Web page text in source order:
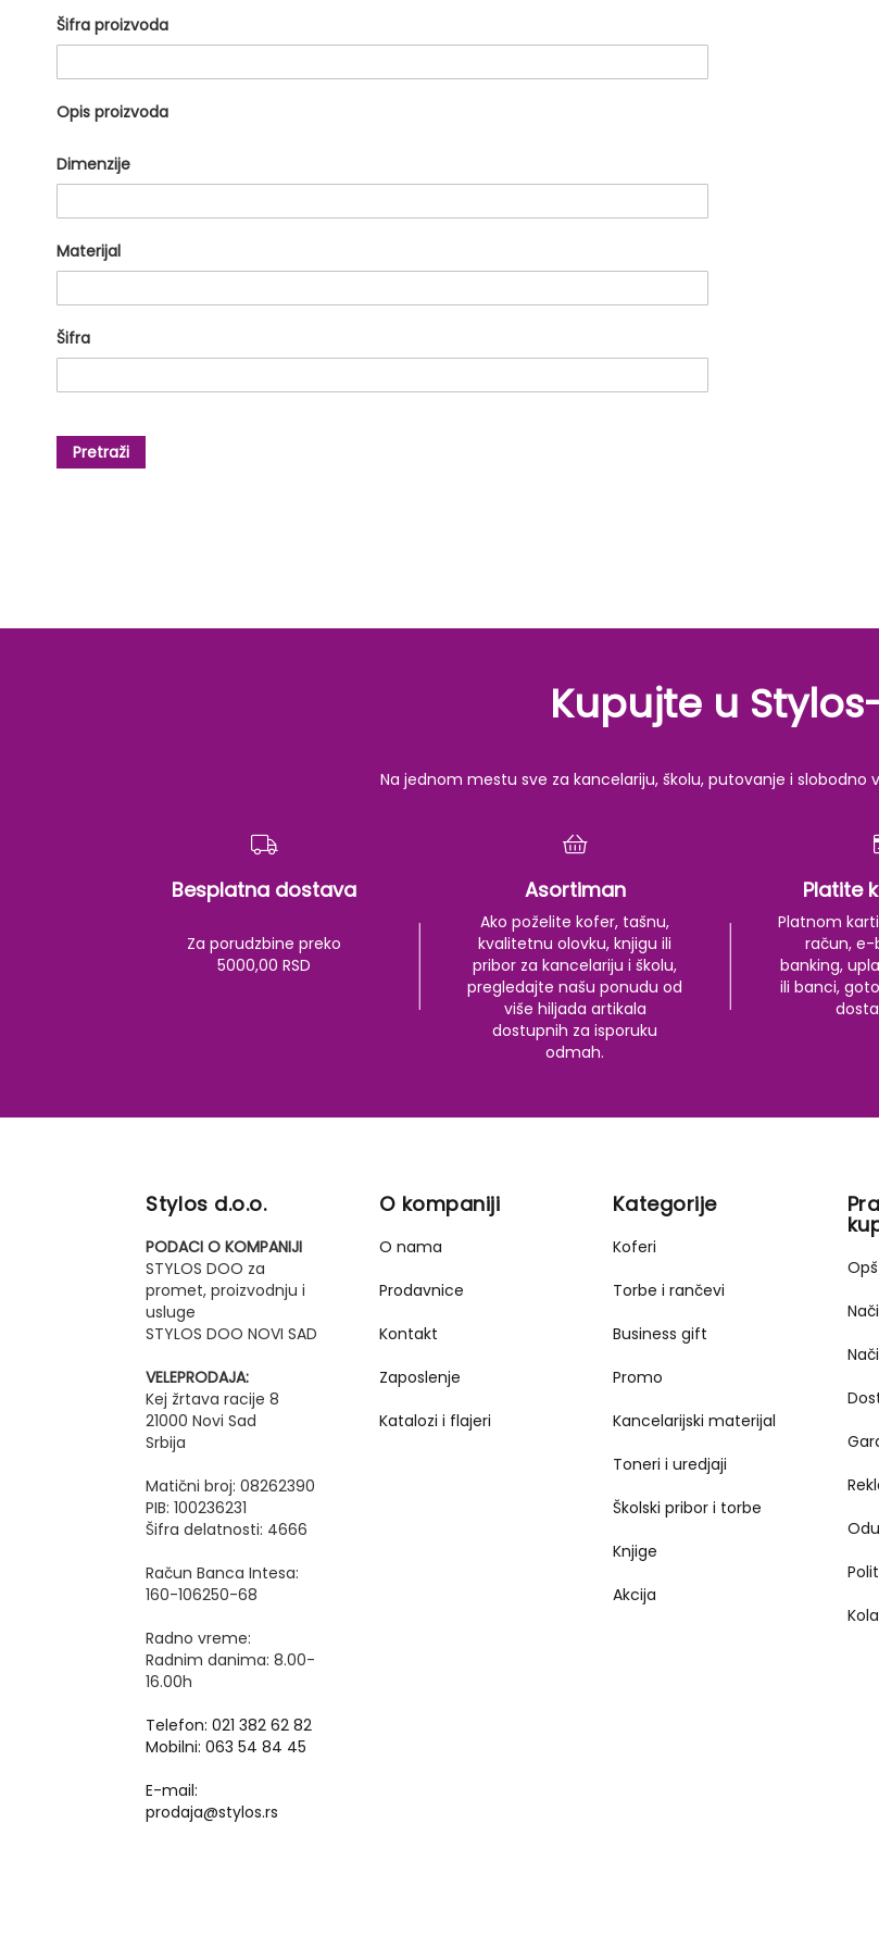
Šifra proizvoda
Opis proizvoda
Dimenzije
Materijal
Šifra
Pretraži
Kupujte u
Na jednom mestu sve za kancelariju, školu, putovanje i slobodno
Besplatna dostava
Za porudzbine preko
5000,00 RSD
Asortiman
Ako poželite kofer, tašnu,
kvalitetnu olovku, knjigu ili
pribor za kancelariju i školu,
pregledajte našu ponudu od
više hiljada artikala
dostupnih za isporuku
odmah.
Platite
Platnom
račun,
banking,
ili banci,
Stylos d.o.o.
PODACI O KOMPANIJI
STYLOS DOO za
promet, proizvodnju i
usluge
STYLOS DOO NOVI SAD
VELEPRODAJA:
Kej žrtava racije 8
21000 Novi Sad
Srbija
Matični broj: 08262390
PIB: 100236231
Šifra delatnosti: 4666
Račun Banca Intesa:
160-106250-68
Radno vreme:
Radnim danima: 8.00-
16.00h
Telefon: 021 382 62 82
Mobilni: 063 54 84 45
E-mail:
prodaja@stylos.rs
O kompaniji
O nama
Prodavnice
Kontakt
Zaposlenje
Katalozi i flajeri
Kategorije
Koferi
Torbe i rančevi
Business gift
Promo
Kancelarijski materijal
Toneri i uredjaji
Školski pribor i torbe
Knjige
Akcija